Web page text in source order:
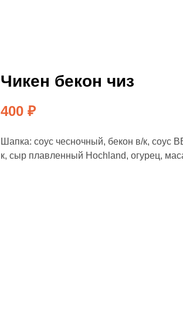
Чикен бекон чиз
400 ₽
Шапка: соус чесночный, бекон в/к, соус
к, сыр плавленный Hochland, огурец,